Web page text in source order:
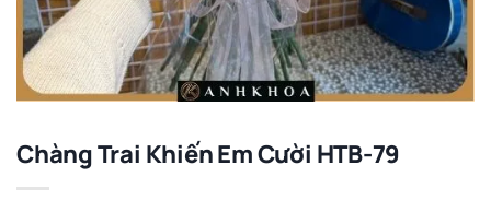
Chàng Trai Khiến Em Cười HTB-79